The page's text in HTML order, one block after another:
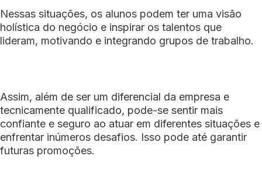
Nessas situações, os alunos podem ter uma visão
holística do negócio e inspirar os talentos que
lideram, motivando e integrando grupos de trabalho.
Assim, além de ser um diferencial da empresa e
tecnicamente qualificado, pode-se sentir mais
confiante e seguro ao atuar em diferentes situações e
enfrentar inúmeros desafios. Isso pode até garantir
futuras promoções.